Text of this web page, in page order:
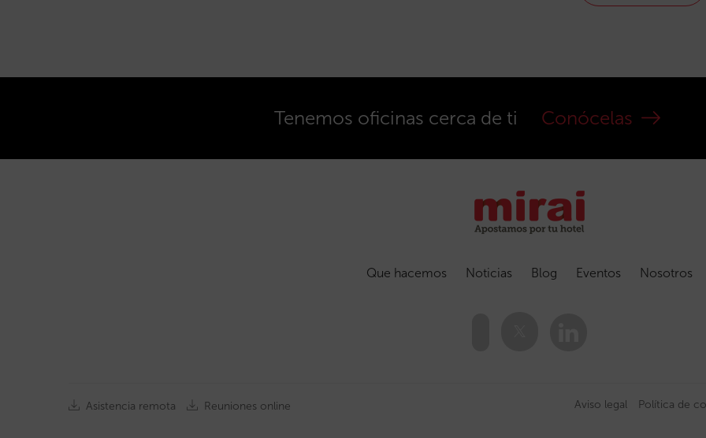
Tenemos oficinas cerca de ti Conócelas
Que hacemos Noticias Blog Eventos Nosotros
Asistencia remota Reuniones online Aviso legal Política de